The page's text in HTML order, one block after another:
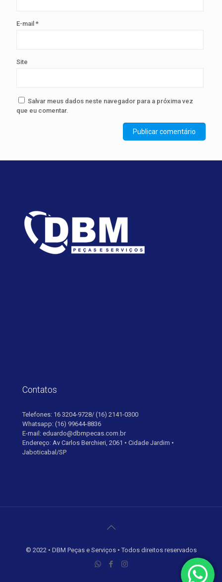
E-mail *
Site
Salvar meus dados neste navegador para a próxima vez
que eu comentar.
Contatos
Telefones: 16 3204-9728/ (16) 2141-0300
Whatsapp: (16) 99644-8836
E-mail: eduardo@dbmpecas.com.br
Endereço: Av Carlos Berchieri, 2061 • Cidade Jardim •
Jaboticabal/SP
© 2022 • DBM Peças e Serviços • Todos direitos reservados